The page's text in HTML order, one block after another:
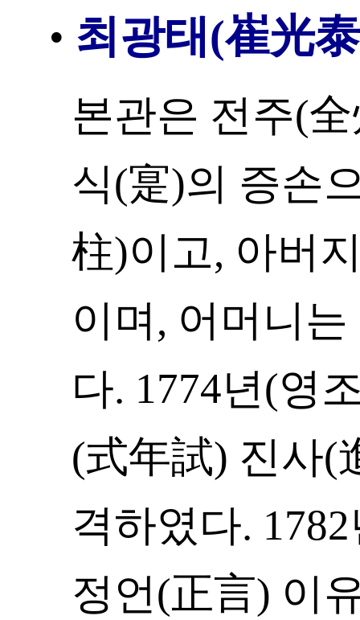
• 최광태(崔光
본관은 전주(
식(寔)의 증손
柱)이고, 아버
이며, 어머니
다. 1774년(영
(式年試) 진사(
격하였다.
정언(正言) 이